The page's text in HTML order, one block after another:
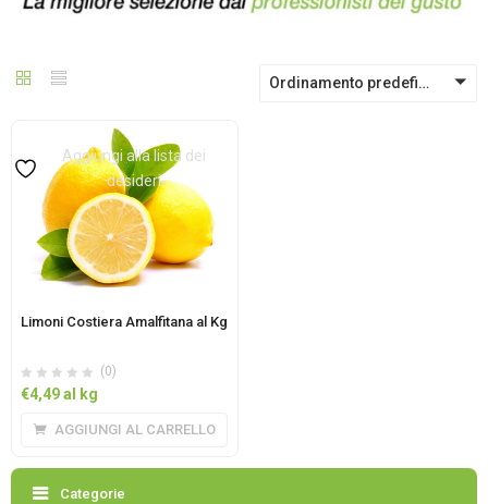
Ordinamento predefinito
Aggiungi alla lista dei
desideri
Limoni Costiera Amalfitana al Kg
(0)
€4,49al kg
AGGIUNGI AL CARRELLO
Categorie